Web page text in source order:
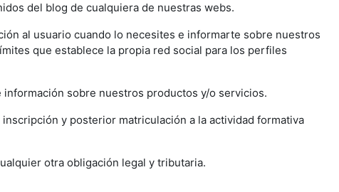
del blog de cualquiera de nuestras webs.
al usuario cuando lo necesites e informarte sobre nuestros
que establece la propia red social para los perfiles
sobre nuestros productos y/o servicios.
y posterior matriculación a la actividad formativa
otra obligación legal y tributaria.